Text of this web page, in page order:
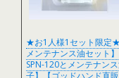
★お1人様1セット限定
メンテナンス油セット
SPN-120とメンテナン